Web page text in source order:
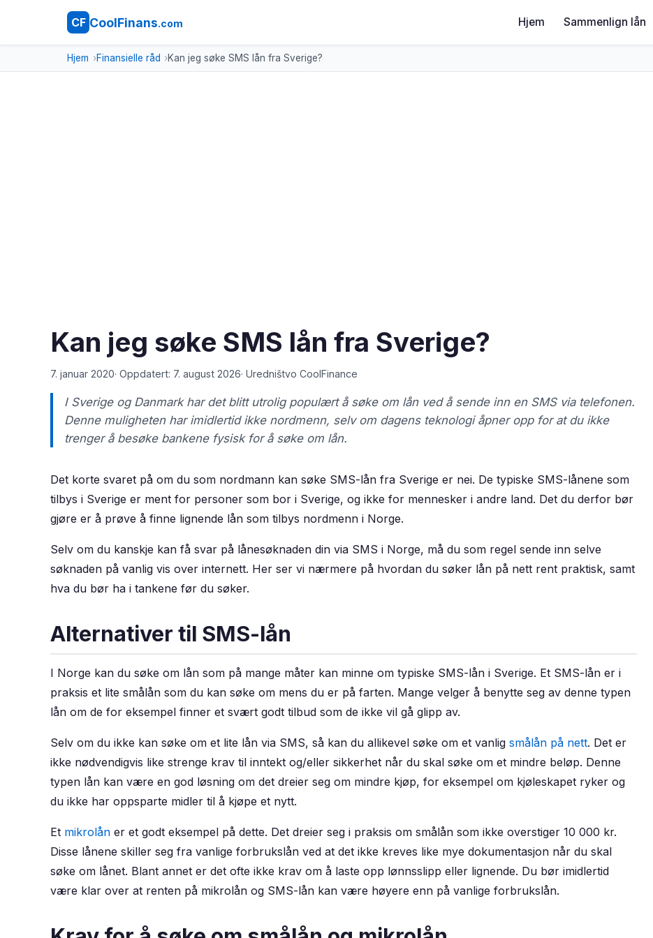
CF CoolFinans.com Hjem Sammenlign lån
Hjem Finansielle råd Kan jeg søke SMS lån fra Sverige?
Kan jeg søke SMS lån fra Sverige?
7. januar 2020· Oppdatert: 7. august 2026· Uredništvo CoolFinance
I Sverige og Danmark har det blitt utrolig populært å søke om lån ved å sende inn en SMS via telefonen.
Denne muligheten har imidlertid ikke nordmenn, selv om dagens teknologi åpner opp for at du ikke
trenger å besøke bankene fysisk for å søke om lån.
Det korte svaret på om du som nordmann kan søke SMS-lån fra Sverige er nei. De typiske SMS-lånene som
tilbys i Sverige er ment for personer som bor i Sverige, og ikke for mennesker i andre land. Det du derfor bør
gjøre er å prøve å finne lignende lån som tilbys nordmenn i Norge.
Selv om du kanskje kan få svar på lånesøknaden din via SMS i Norge, må du som regel sende inn selve
søknaden på vanlig vis over internett. Her ser vi nærmere på hvordan du søker lån på nett rent praktisk, samt
hva du bør ha i tankene før du søker.
Alternativer til SMS-lån
I Norge kan du søke om lån som på mange måter kan minne om typiske SMS-lån i Sverige. Et SMS-lån er i
praksis et lite smålån som du kan søke om mens du er på farten. Mange velger å benytte seg av denne typen
lån om de for eksempel finner et svært godt tilbud som de ikke vil gå glipp av.
Selv om du ikke kan søke om et lite lån via SMS, så kan du allikevel søke om et vanlig smålån på nett. Det er
ikke nødvendigvis like strenge krav til inntekt og/eller sikkerhet når du skal søke om et mindre beløp. Denne
typen lån kan være en god løsning om det dreier seg om mindre kjøp, for eksempel om kjøleskapet ryker og
du ikke har oppsparte midler til å kjøpe et nytt.
Et mikrolån er et godt eksempel på dette. Det dreier seg i praksis om smålån som ikke overstiger 10 000 kr.
Disse lånene skiller seg fra vanlige forbrukslån ved at det ikke kreves like mye dokumentasjon når du skal
søke om lånet. Blant annet er det ofte ikke krav om å laste opp lønnsslipp eller lignende. Du bør imidlertid
være klar over at renten på mikrolån og SMS-lån kan være høyere enn på vanlige forbrukslån.